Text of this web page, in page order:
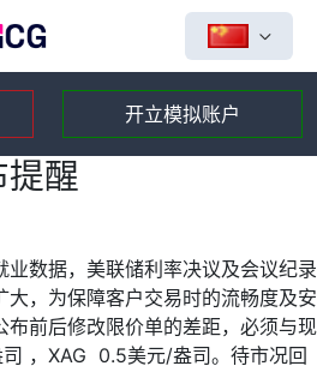
开立模拟账户
醒
业数据，美联储利率决议及会议纪录
大，为保障客户交易时的流畅度及安
布前后修改限价单的差距，必须与现
，XAG 0.5美元/盎司。待市况回